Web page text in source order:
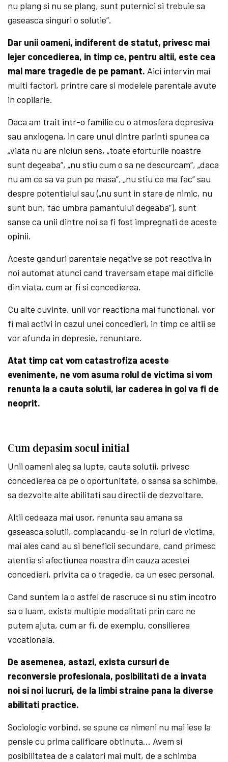
nu plang si nu se plang, sunt puternici si trebuie sa
gaseasca singuri o solutie“.
Dar unii oameni, indiferent de statut, privesc mai
lejer concedierea, in timp ce, pentru altii, este cea
mai mare tragedie de pe pamant. Aici intervin mai
multi factori, printre care si modelele parentale avute
in copilarie.
Daca am trait intr-o familie cu o atmosfera depresiva
sau anxiogena, in care unul dintre parinti spunea ca
„viata nu are niciun sens, „toate eforturile noastre
sunt degeaba“, „nu stiu cum o sa ne descurcam“, „daca
nu am ce sa va pun pe masa“, „nu stiu ce ma fac“ sau
despre potentialul sau („nu sunt in stare de nimic, nu
sunt bun, fac umbra pamantului degeaba“), sunt
sanse ca unii dintre noi sa fi fost impregnati de aceste
opinii.
Aceste ganduri parentale negative se pot reactiva in
noi automat atunci cand traversam etape mai dificile
din viata, cum ar fi si concedierea.
Cu alte cuvinte, unii vor reactiona mai functional, vor
fi mai activi in cazul unei concedieri, in timp ce altii se
vor afunda in depresie, renuntare.
Atat timp cat vom catastrofiza aceste
evenimente, ne vom asuma rolul de victima si vom
renunta la a cauta solutii, iar caderea in gol va fi de
neoprit.
Cum depasim socul initial
Unii oameni aleg sa lupte, cauta solutii, privesc
concedierea ca pe o oportunitate, o sansa sa schimbe,
sa dezvolte alte abilitati sau directii de dezvoltare.
Altii cedeaza mai usor, renunta sau amana sa
gaseasca solutii, complacandu-se in roluri de victima,
mai ales cand au si beneficii secundare, cand primesc
atentia si afectiunea noastra din cauza acestei
concedieri, privita ca o tragedie, ca un esec personal.
Cand suntem la o astfel de rascruce si nu stim incotro
sa o luam, exista multiple modalitati prin care ne
putem ajuta, cum ar fi, de exemplu, consilierea
vocationala.
De asemenea, astazi, exista cursuri de
reconversie profesionala, posibilitati de a invata
noi si noi lucruri, de la limbi straine pana la diverse
abilitati practice.
Sociologic vorbind, se spune ca nimeni nu mai iese la
pensie cu prima calificare obtinuta… Avem si
posibilitatea de a calatori mai mult, de a schimba